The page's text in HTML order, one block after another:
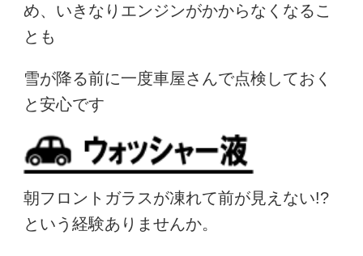
め、いきなりエンジンがかからなくなるこ
とも
雪が降る前に一度車屋さんで点検しておく
と安心です
朝フロントガラスが凍れて前が見えない!?
という経験ありませんか。